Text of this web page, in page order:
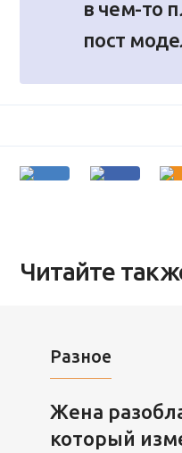
в чем-то
пост
Читайте
Разное
Жена
который